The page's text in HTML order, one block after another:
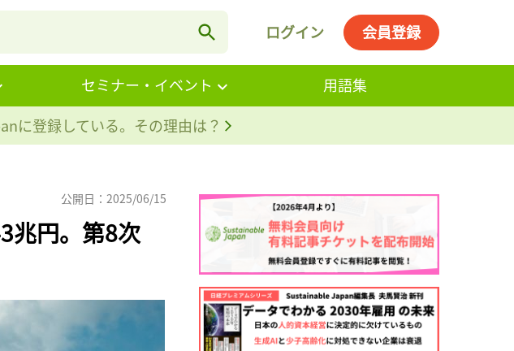
ログイン 会員登録
セミナー・イベント
用語集
に登録している。その理由は？
公開日：2025/06/15
兆円。第8次